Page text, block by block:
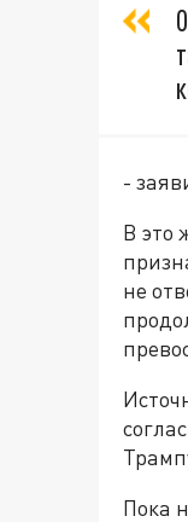
-
В это
не
Пока